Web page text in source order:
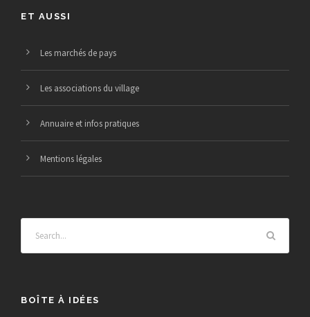
ET AUSSI
Les marchés de pays
Les associations du village
Annuaire et infos pratiques
Mentions légales
BOÎTE À IDÉES